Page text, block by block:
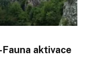
aktivace